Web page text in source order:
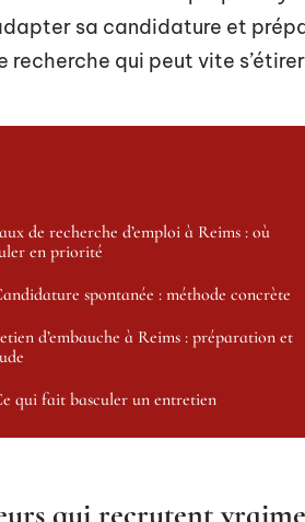
sa candidature et
recherche qui peut vite
de recherche d’emploi à Reims : où
en priorité
spontanée : méthode concrète
d’embauche à Reims : préparation et
qui fait basculer un entretien
qui recrutent